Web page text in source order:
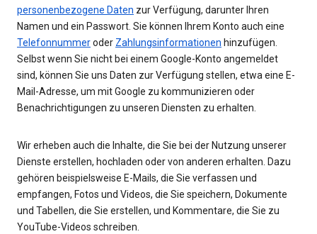
personenbezogene Daten zur Verfügung, darunter Ihren
Namen und ein Passwort. Sie können Ihrem Konto auch eine
Telefonnummeroder Zahlungsinformationen hinzufügen.
Selbst wenn Sie nicht bei einem Google-Konto angemeldet
sind, können Sie uns Daten zur Verfügung stellen, etwa eine E-
Mail-Adresse, um mit Google zu kommunizieren oder
Benachrichtigungen zu unseren Diensten zu erhalten.
Wir erheben auch die Inhalte, die Sie bei der Nutzung unserer
Dienste erstellen, hochladen oder von anderen erhalten. Dazu
gehören beispielsweise E-Mails, die Sie verfassen und
empfangen, Fotos und Videos, die Sie speichern, Dokumente
und Tabellen, die Sie erstellen, und Kommentare, die Sie zu
YouTube-Videos schreiben.